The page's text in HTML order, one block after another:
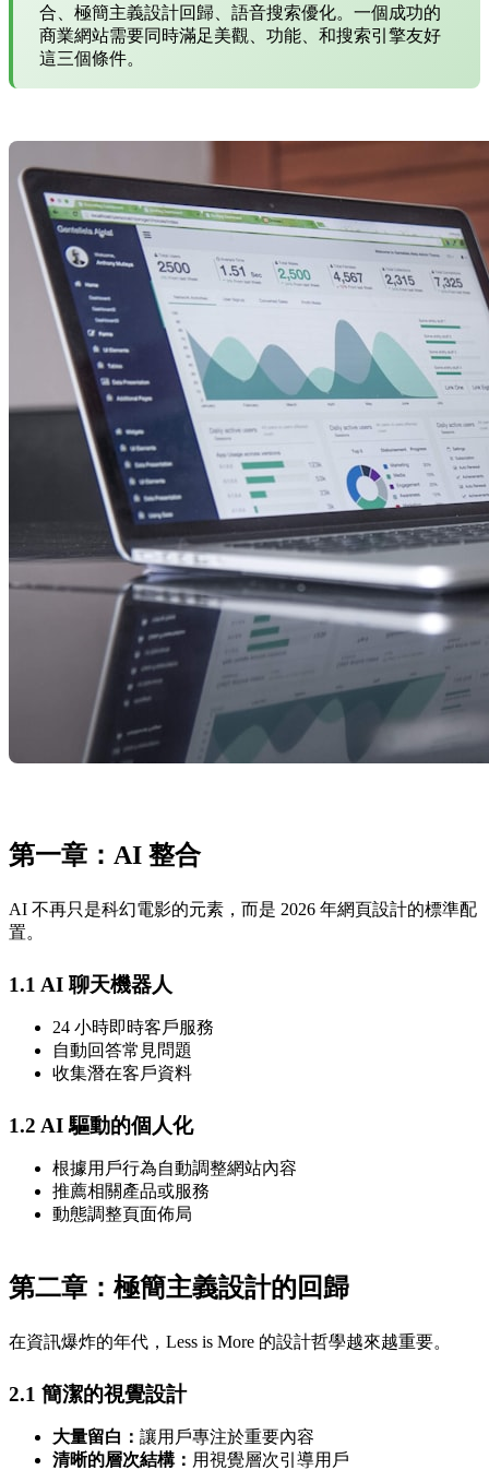
合、極簡主義設計回歸、語音搜索優化。一個成功的
商業網站需要同時滿足美觀、功能、和搜索引擎友好
這三個條件。
第一章：AI 整合
AI 不再只是科幻電影的元素，而是 2026 年網頁設計的標準配
置。
1.1 AI 聊天機器人
24 小時即時客戶服務
自動回答常見問題
收集潛在客戶資料
1.2 AI 驅動的個人化
根據用戶行為自動調整網站內容
推薦相關產品或服務
動態調整頁面佈局
第二章：極簡主義設計的回歸
在資訊爆炸的年代，Less is More 的設計哲學越來越重要。
2.1 簡潔的視覺設計
大量留白： 讓用戶專注於重要內容
清晰的層次結構： 用視覺層次引導用戶